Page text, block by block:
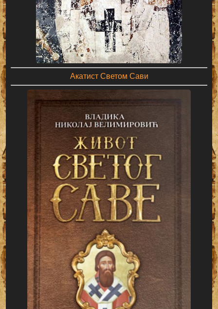
Акатист Светом Сави